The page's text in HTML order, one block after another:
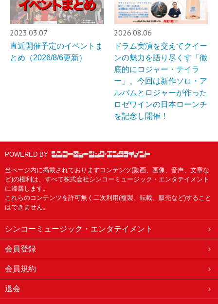
2023.03.07
直近開催予定のイベントま
とめ（2026/8/6更新）
2026.08.06
ドラム実演を交えてクイー
ンの魅力を語り尽くす「徹
底的にロジャー・テイラ
ー」。今回は新作ソロ・ア
ルバムとロジャーが作った
ロゼワインの日本ローンチ
を記念し開催！
POWERED BY
当ページ内に掲載されておりますコンテンツ(動画、画像、音声、文章な
ど)の権利は、すべて株式会社シンコーミュージック・エンタテイメント
に帰属します。
これらのコンテンツを許可無く二次利用(複製、転載、販売など)すること
はできません。
シンコーミュージック・エンタテイメント
会員登録
会員規約
退会